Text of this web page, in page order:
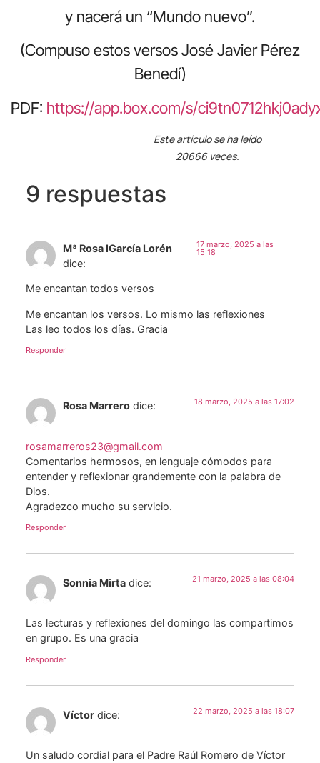
y nacerá un “Mundo nuevo”.
(Compuso estos versos José Javier Pérez
Benedí)
PDF: https://app.box.com/s/
Este artículo se ha leído
20666 veces.
9 respuestas
Mª Rosa lGarcía Lorén
dice:
17 marzo, 2025 a las
15:18
Me encantan todos versos
Me encantan los versos. Lo mismo las reflexiones
Las leo todos los días. Gracia
Responder
Rosa Marrero dice: 18 marzo, 2025 a las 17:02
rosamarreros23@gmail.com
Comentarios hermosos, en lenguaje cómodos para
entender y reflexionar grandemente con la palabra de
Dios.
Agradezco mucho su servicio.
Responder
Sonnia Mirta dice: 21 marzo, 2025 a las 08:04
Las lecturas y reflexiones del domingo las compartimos
en grupo. Es una gracia
Responder
Víctor dice: 22 marzo, 2025 a las 18:07
Un saludo cordial para el Padre Raúl Romero de Víctor